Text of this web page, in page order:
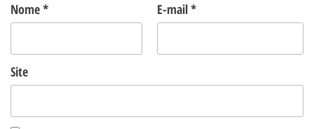
Nome* E-mail*
Site